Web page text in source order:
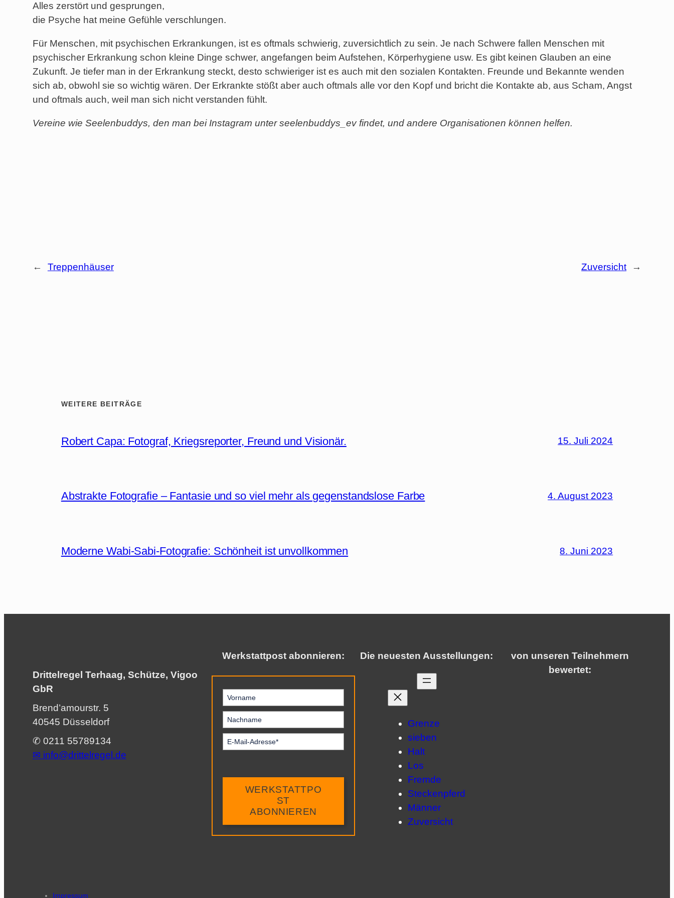
Alles zerstört und gesprungen,
die Psyche hat meine Gefühle verschlungen.
Für Menschen, mit psychischen Erkrankungen, ist es oftmals schwierig, zuversichtlich zu sein. Je nach Schwere fallen Menschen mit
psychischer Erkrankung schon kleine Dinge schwer, angefangen beim Aufstehen, Körperhygiene usw. Es gibt keinen Glauben an eine
Zukunft. Je tiefer man in der Erkrankung steckt, desto schwieriger ist es auch mit den sozialen Kontakten. Freunde und Bekannte wenden
sich ab, obwohl sie so wichtig wären. Der Erkrankte stößt aber auch oftmals alle vor den Kopf und bricht die Kontakte ab, aus Scham, Angst
und oftmals auch, weil man sich nicht verstanden fühlt.
Vereine wie Seelenbuddys, den man bei Instagram unter seelenbuddys_ev findet, und andere Organisationen können helfen.
← Treppenhäuser Zuversicht →
WEITERE BEITRÄGE
Robert Capa: Fotograf, Kriegsreporter, Freund und Visionär. 15. Juli 2024
Abstrakte Fotografie – Fantasie und so viel mehr als gegenstandslose Farbe 4. August 2023
Moderne Wabi-Sabi-Fotografie: Schönheit ist unvollkommen 8. Juni 2023
Drittelregel Terhaag, Schütze, Vigoo
GbR
Brend’amourstr. 5
40545 Düsseldorf
✆ 0211 55789134
✉︎ info@drittelregel.de
Werkstattpost abonnieren:
WERKSTATTPO
ST
ABONNIEREN
Die neuesten Ausstellungen:
Grenze
sieben
Halt
Los
Fremde
Steckenpferd
Männer
Zuversicht
von unseren Teilnehmern
bewertet:
Impressum